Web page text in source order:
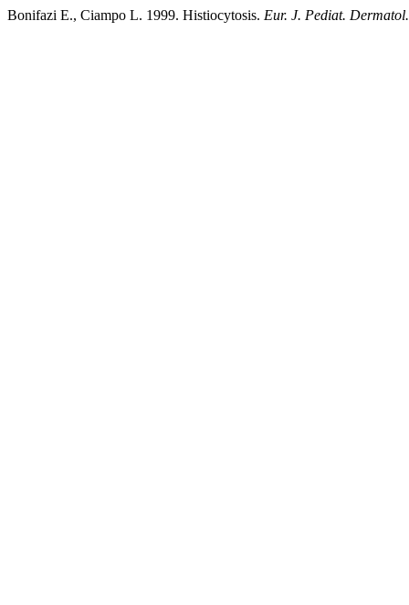
Bonifazi E., Ciampo L. 1999. Histiocytosis. Eur. J. Pediat. Dermatol.